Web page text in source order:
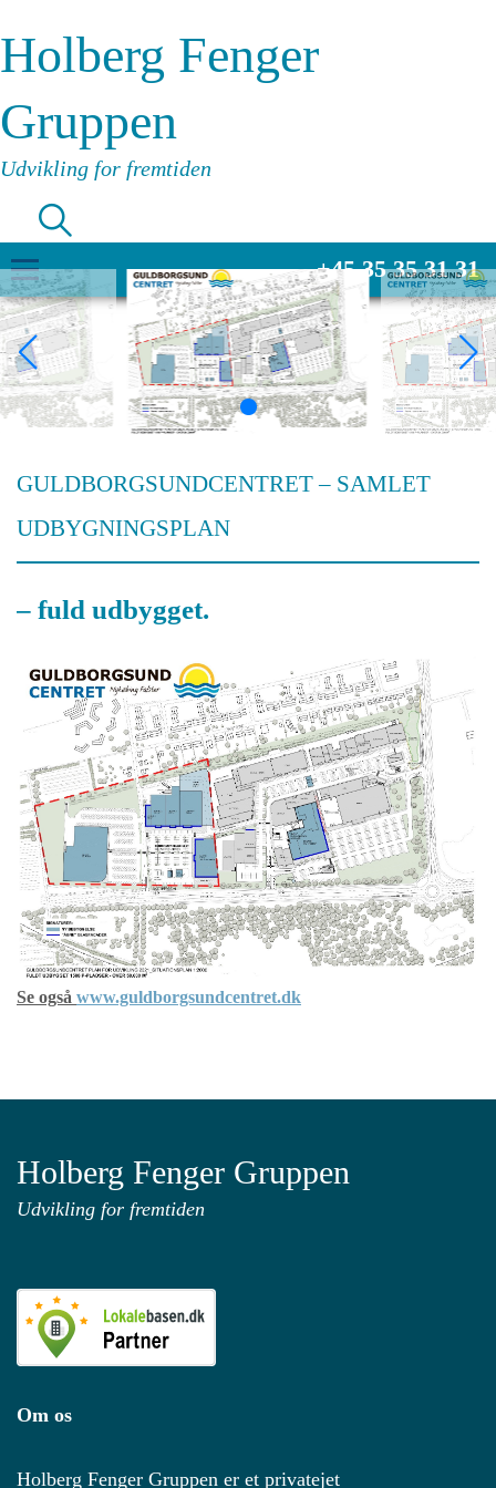
Holberg Fenger
Gruppen
Udvikling for fremtiden
+45 35 35 31 31
GULDBORGSUNDCENTRET – SAMLET
UDBYGNINGSPLAN
– fuld udbygget.
Se også www.guldborgsundcentret.dk
Holberg Fenger Gruppen
Udvikling for fremtiden
Om os
Holberg Fenger Gruppen er et privatejet